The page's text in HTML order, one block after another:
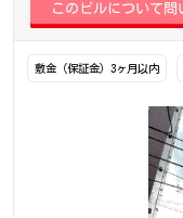
敷金（保証金）3ヶ月以内